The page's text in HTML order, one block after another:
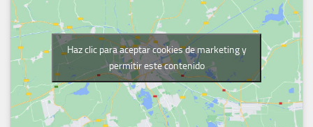
Haz clic para aceptar cookies de marketing y
permitir este contenido